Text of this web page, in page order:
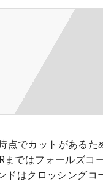
点でカットがあるた
ではフォールズコ
ドはクロッシングコ